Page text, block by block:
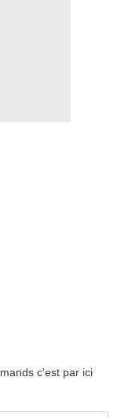
c'est par ici